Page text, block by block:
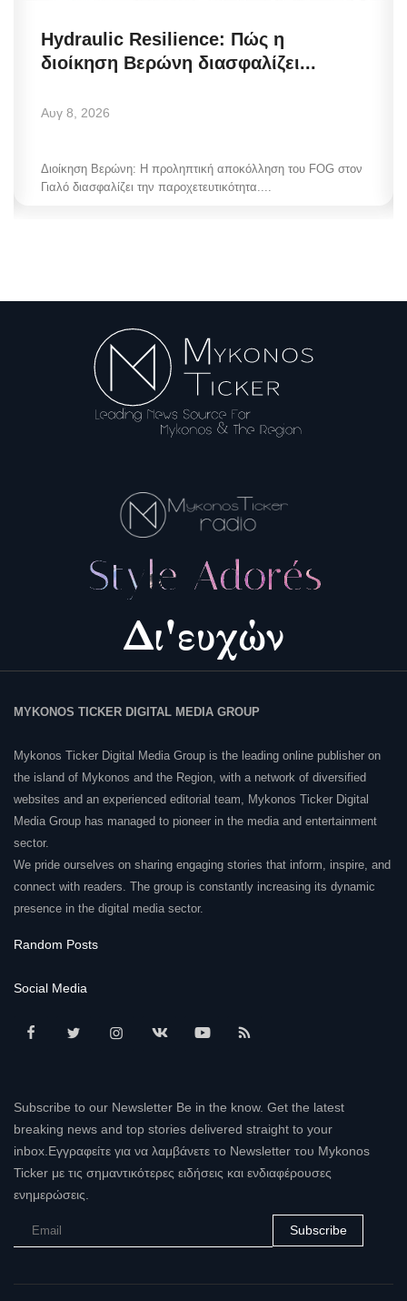
Hydraulic Resilience: Πώς η
διοίκηση Βερώνη διασφαλίζει...
Αυγ 8, 2026
Διοίκηση Βερώνη: Η προληπτική αποκόλληση του FOG στον
Γιαλό διασφαλίζει την παροχετευτικότητα....
MYKONOS TICKER DIGITAL MEDIA GROUP
Mykonos Ticker Digital Media Group is the leading online publisher on
the island of Mykonos and the Region, with a network of diversified
websites and an experienced editorial team, Mykonos Ticker Digital
Media Group has managed to pioneer in the media and entertainment
sector.
We pride ourselves on sharing engaging stories that inform, inspire, and
connect with readers. The group is constantly increasing its dynamic
presence in the digital media sector.
Random Posts
Social Media
Subscribe to our Newsletter Be in the know. Get the latest
breaking news and top stories delivered straight to your
inbox.Εγγραφείτε για να λαμβάνετε το Newsletter του Mykonos
Ticker με τις σημαντικότερες ειδήσεις και ενδιαφέρουσες
ενημερώσεις.
Subscribe